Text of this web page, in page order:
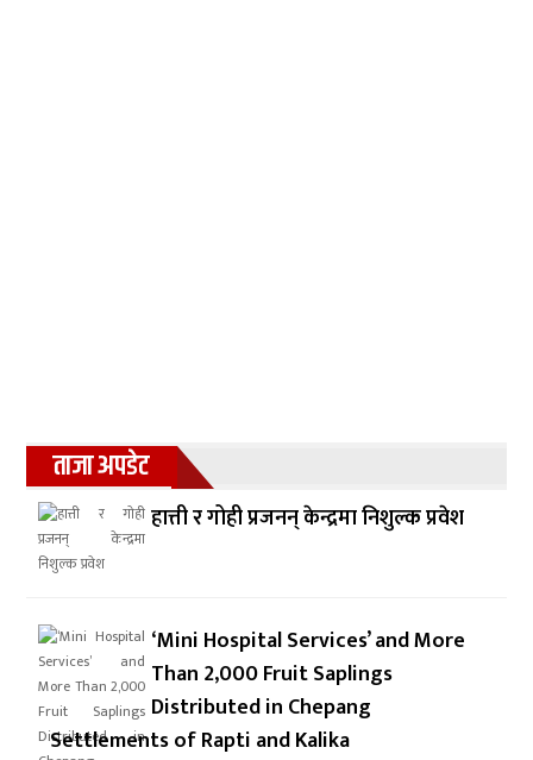
ताजा अपडेट
हात्ती र गोही प्रजनन् केन्द्रमा निशुल्क प्रवेश
‘Mini Hospital Services’ and More
Than 2,000 Fruit Saplings
Distributed in Chepang
Settlements of Rapti and Kalika